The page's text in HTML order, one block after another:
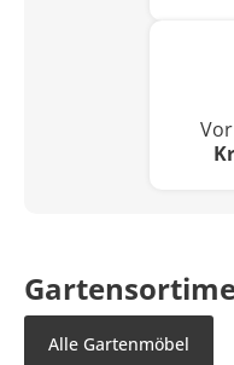
Alle Gartenmöbel